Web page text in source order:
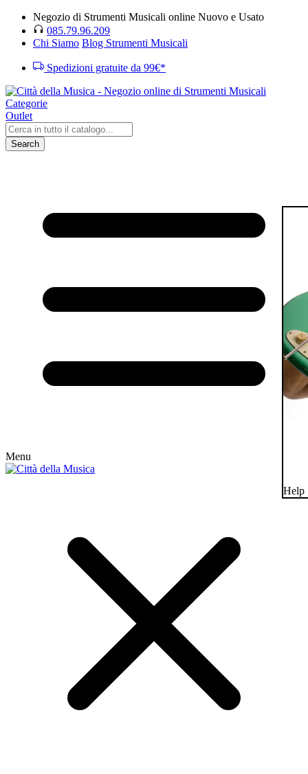
Negozio di Strumenti Musicali online Nuovo e Usato
085.79.96.209
Chi Siamo Blog Strumenti Musicali
Spedizioni gratuite da 99€*
Categorie
Outlet
Search
Menu
Help